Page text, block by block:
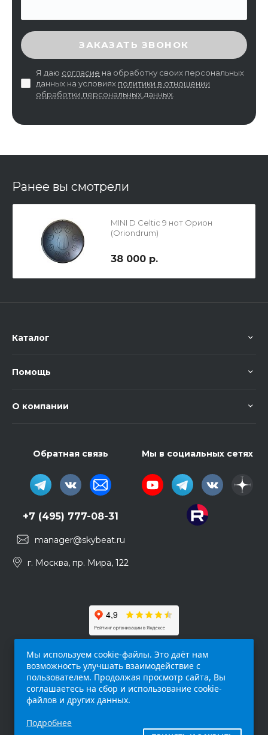
ВВЕДИТЕ ПРОВЕРОЧНЫЙ КОД
ЗАКАЗАТЬ ЗВОНОК
Я даю согласие на обработку своих персональных
данных на условиях политики в отношении
обработки персональных данных.
Ранее вы смотрели
MINI D Celtic 9 нот Орион
(Oriondrum)
38 000 р.
Каталог
Помощь
О компании
Обратная связь
+7 (495) 777-08-31
manager@skybeat.ru
г. Москва, пр. Мира, 122
Мы в социальных сетях
интернет-сайт (
Мы используем cookie-файлы. Это даёт нам
возможность улучшать взаимодействие с
пользователем. Продолжая просмотр сайта, Вы
соглашаетесь на сбор и использование cookie-
файлов и других данных.
Подробнее